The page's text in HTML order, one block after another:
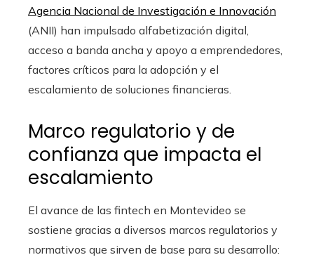
Agencia Nacional de Investigación e Innovación
(ANII) han impulsado alfabetización digital,
acceso a banda ancha y apoyo a emprendedores,
factores críticos para la adopción y el
escalamiento de soluciones financieras.
Marco regulatorio y de
confianza que impacta el
escalamiento
El avance de las fintech en Montevideo se
sostiene gracias a diversos marcos regulatorios y
normativos que sirven de base para su desarrollo: